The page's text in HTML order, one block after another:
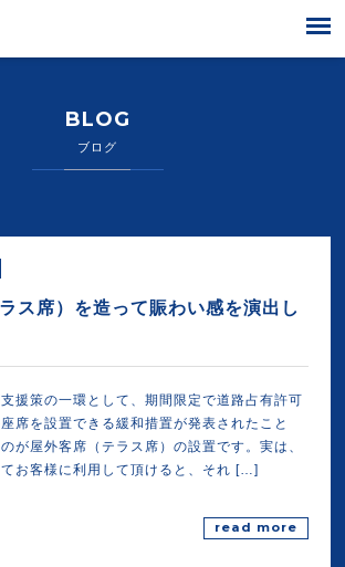
BLOG
ブログ
ス席）を造って賑わい感を演出し
援策の一環として、期間限定で道路占有許可
席を設置できる緩和措置が発表されたこと
が屋外客席（テラス席）の設置です。実は、
お客様に利用して頂けると、それ […]
read more